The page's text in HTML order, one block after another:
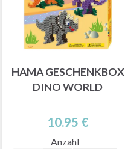
HAMA GESCHENKBOX
DINO WORLD
10.95 €
Anzahl